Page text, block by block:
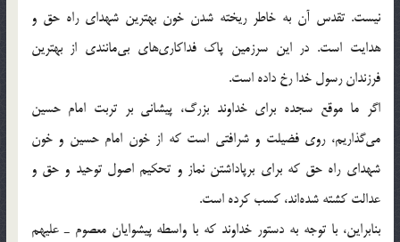
نيست. تقدس آن به خاطر ريخته شدن خون بهترين شهداي راه حق و
هدايت است. در اين سرزمين پاك فداكاري‌هاي بي‌مانندي از بهترين
فرزندان رسول خدا رخ داده است.
اگر ما موقع سجده براي خداوند بزرگ، پيشاني بر تربت امام حسين
مي‌گذاريم، روي فضيلت و شرافتي است كه از خون امام حسين و خون
شهداي راه حق كه براي برپاداشتن نماز و تحكيم اصول توحيد و حق و
عدالت كشته شده‌اند، كسب كرده‌ است.
بنابراين، با توجه به دستور خداوند كه با واسطه پيشوايان معصوم ـ عليهم